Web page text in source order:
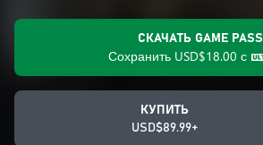
СКАЧАТЬ GAME PASS
Сохранить USD$18.00 с
КУПИТЬ
USD$89.99+